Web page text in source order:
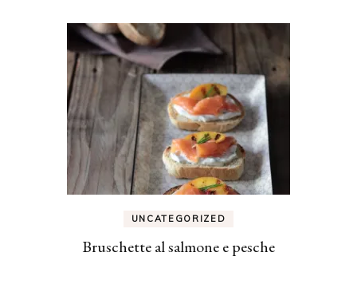
UNCATEGORIZED
Bruschette al salmone e pesche